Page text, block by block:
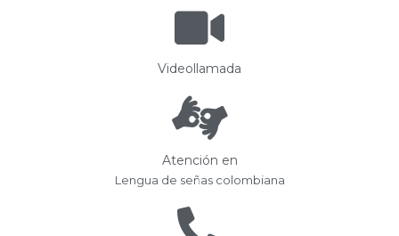
Videollamada
Atención en
Lengua de señas colombiana